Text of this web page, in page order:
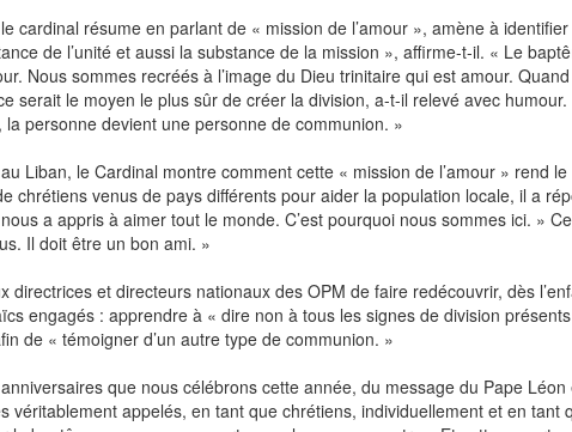
cardinal résume en parlant de « mission de l’amour », amène à
de l’unité et aussi la substance de la mission », affirme-t-il. « Le
Nous sommes recréés à l’image du Dieu trinitaire qui est amour.
serait le moyen le plus sûr de créer la division, a-t-il relevé avec humour.
personne devient une personne de communion. »
Liban, le Cardinal montre comment cette « mission de l’amour » rend le
chrétiens venus de pays différents pour aider la population locale, il a
a appris à aimer tout le monde. C’est pourquoi nous sommes ici. »
Il doit être un bon ami. »
directrices et directeurs nationaux des OPM de faire redécouvrir, dès
engagés : apprendre à « dire non à tous les signes de division
de « témoigner d’un autre type de communion. »
que nous célébrons cette année, du message du Pape Léon
véritablement appelés, en tant que chrétiens, individuellement et en tant